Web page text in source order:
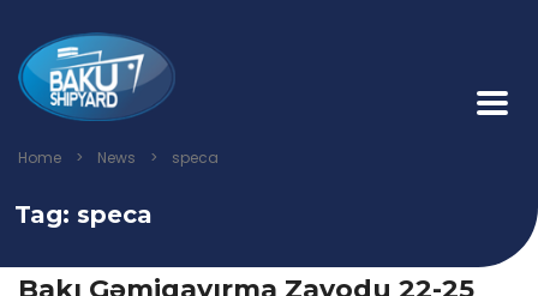
Home > News > speca
Tag: speca